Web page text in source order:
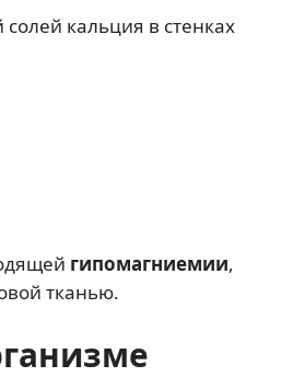
кальция в стенках
гипомагниемии,
тканью.